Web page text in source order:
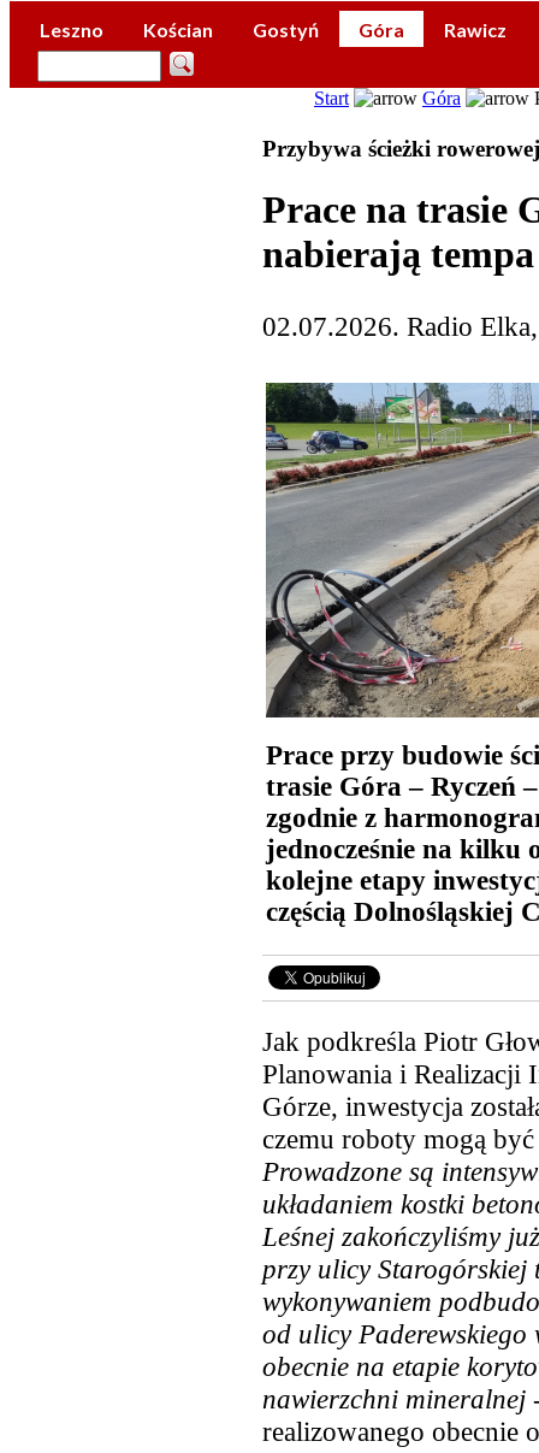
Leszno Kościan Gostyń Góra Rawicz
Start Góra
Przybywa ścieżki rowerowej
Prace na trasie
nabierają tempa
02.07.2026. Radio
Prace przy budowie
trasie Góra – Ryczeń
zgodnie z
jednocześnie na kilku
kolejne etapy
częścią Dolnośląskiej
Jak podkreśla Piotr
Planowania i Realizacji
Górze, inwestycja
czemu roboty mogą
Prowadzone są
układaniem kostki
Leśnej zakończyliśmy
przy ulicy Starogórskiej
wykonywaniem
od ulicy Paderewskiego
obecnie na etapie
nawierzchni mineralnej
realizowanego obecnie